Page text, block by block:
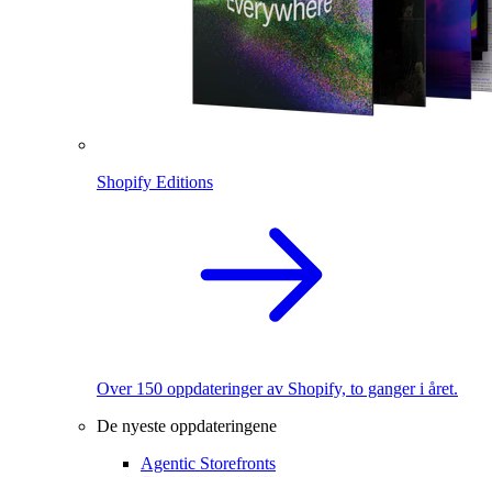
Shopify Editions
Over 150 oppdateringer av Shopify, to ganger i året.
De nyeste oppdateringene
Agentic Storefronts